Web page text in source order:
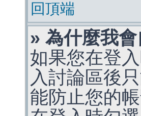
回頂端
» 為什麼我
如果您在登
入討論區後
能防止您的